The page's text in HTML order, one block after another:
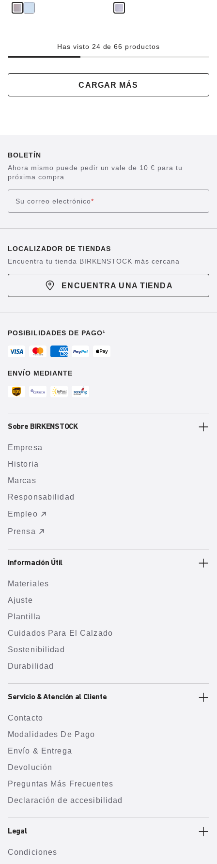
r
r
Has visto 24 de 66 productos
CARGAR MÁS
BOLETÍN
Ahora mismo puede pedir un vale de 10 € para tu
próxima compra
Su correo electrónico*
LOCALIZADOR DE TIENDAS
Encuentra tu tienda BIRKENSTOCK más cercana
ENCUENTRA UNA TIENDA
POSIBILIDADES DE PAGO¹
ENVÍO MEDIANTE
Sobre BIRKENSTOCK
Empresa
Historia
Marcas
Responsabilidad
Empleo
Prensa
Información Útil
Materiales
Ajuste
Plantilla
Cuidados Para El Calzado
Sostenibilidad
Durabilidad
Servicio & Atención al Cliente
Contacto
Modalidades De Pago
Envío & Entrega
Devolución
Preguntas Más Frecuentes
Declaración de accesibilidad
Legal
Condiciones